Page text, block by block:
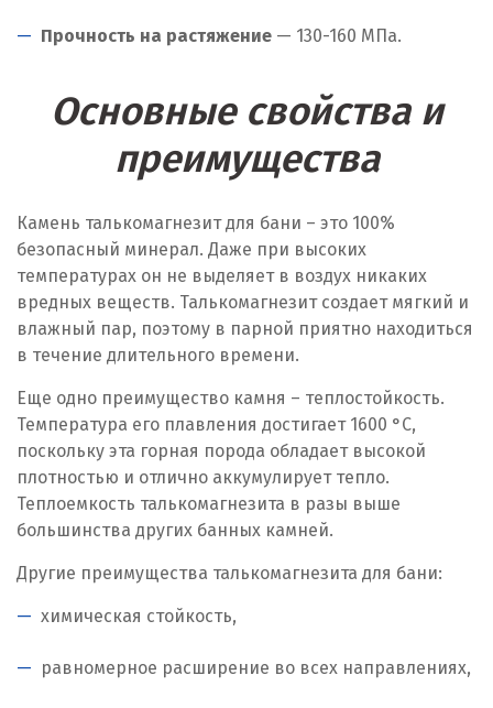
Прочность на растяжение — 130-160 МПа.
Основные свойства и
преимущества
Камень талькомагнезит для бани – это 100%
безопасный минерал. Даже при высоких
температурах он не выделяет в воздух никаких
вредных веществ. Талькомагнезит создает мягкий и
влажный пар, поэтому в парной приятно находиться
в течение длительного времени.
Еще одно преимущество камня – теплостойкость.
Температура его плавления достигает 1600 °C,
поскольку эта горная порода обладает высокой
плотностью и отлично аккумулирует тепло.
Теплоемкость талькомагнезита в разы выше
большинства других банных камней.
Другие преимущества талькомагнезита для бани:
химическая стойкость,
равномерное расширение во всех направлениях,